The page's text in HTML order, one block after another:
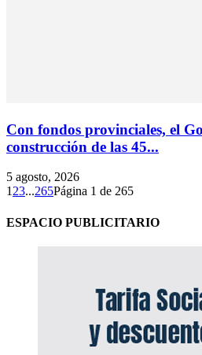
Con fondos provinciales, el
construcción de las 45...
5 agosto, 2026
1 23...265Página 1 de 265
ESPACIO PUBLICITARIO